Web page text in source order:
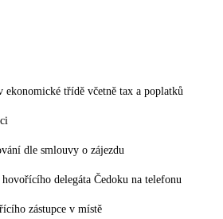
ekonomické třídě včetně tax a poplatků
dle smlouvy o zájezdu
delegáta Čedoku na telefonu
zástupce v místě